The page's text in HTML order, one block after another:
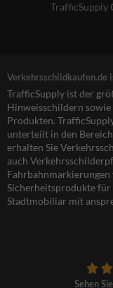
TrafficSupply
Verkehrsschildkaufen.de
TrafficSupply ist der
Hinweisschildern sowie
Produkten.
unterteilt in den
erhalten Sie
auch
Sicherheitsprodukte für
Stadtmobiliar mit
Sehen